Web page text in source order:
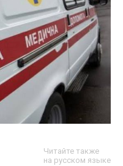
Читайте также
на русском языке